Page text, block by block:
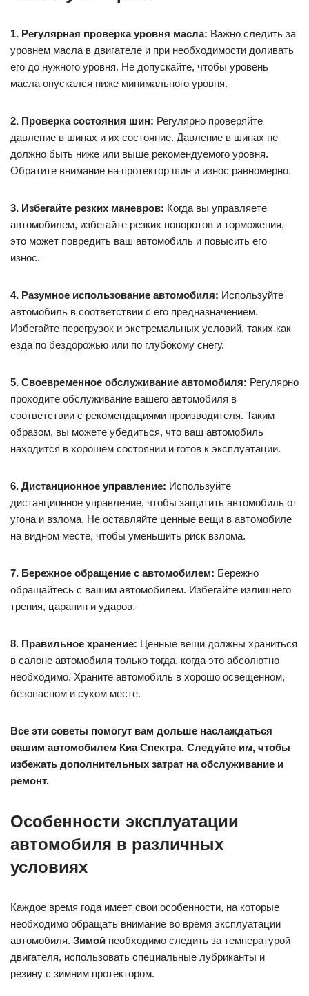
Необходимо помнить, что правильный уход за кузовом не
только сохранит его в хорошем состоянии, но и продлит
срок эксплуатации автомобиля.
эксплуатации»
1. Регулярная проверка уровня масла:Важно следить за
его до нужного уровня. Не допускайте, чтобы уровень
масла опускался ниже минимального уровня.
2. Проверка состояния шин:
должно быть ниже или выше рекомендуемого уровня.
Обратите внимание на протектор шин и износ равномерно.
3. Избегайте резких маневров:Когда вы управляете
это может повредить ваш автомобиль и повысить его
износ.
4. Разумное использование автомобиля:Используйте
автомобиль в соответствии с его предназначением.
езда по бездорожью или по глубокому снегу.
5. Своевременное обслуживание автомобиля:Регулярно
проходите обслуживание вашего автомобиля в
образом, вы можете убедиться, что ваш автомобиль
находится в хорошем состоянии и готов к эксплуатации.
дистанционное управление, чтобы защитить автомобиль от
угона и взлома. Не оставляйте ценные вещи в автомобиле
на видном месте, чтобы уменьшить риск взлома.
обращайтесь с вашим автомобилем. Избегайте излишнего
трения, царапин и ударов.
8. Правильное хранение:
необходимо. Храните автомобиль в хорошо освещенном,
Все эти советы помогут вам дольше наслаждаться
избежать дополнительных затрат на обслуживание и
ремонт.
Особенности эксплуатации
автомобиля в различных